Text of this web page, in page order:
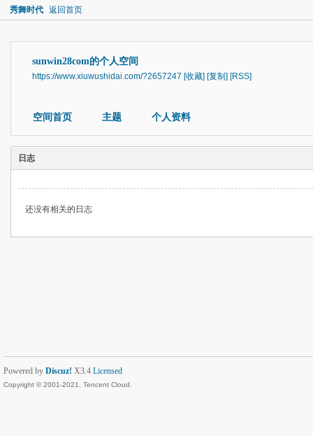
秀舞时代 返回首页
sunwin28com的个人空间
https://www.xiuwushidai.com/?2657247 [收藏] [复制] [RSS]
空间首页 主题 个人资料
日志
还没有相关的日志
Powered by Discuz! X3.4 Licensed
Copyright © 2001-2021, Tencent Cloud.